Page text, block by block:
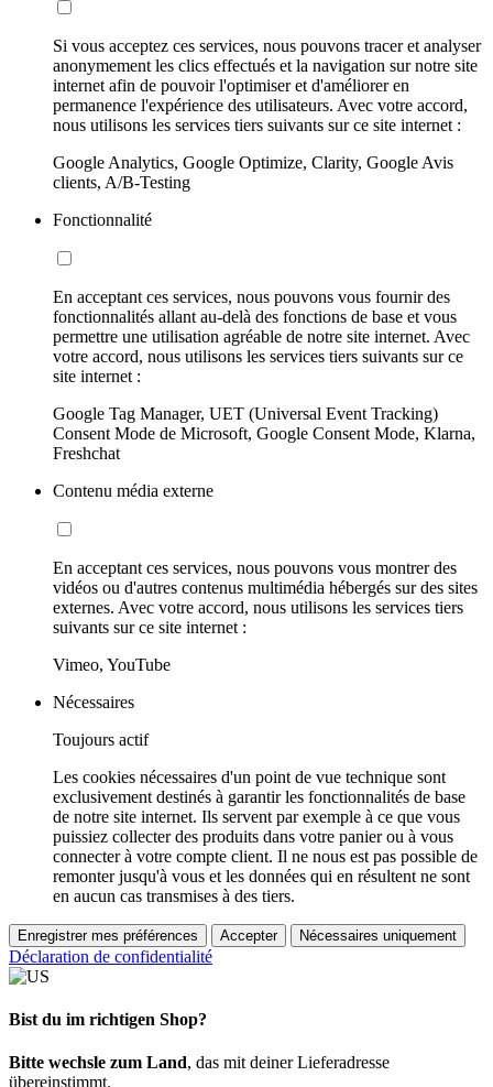
Si vous acceptez ces services, nous pouvons tracer et analyser
anonymement les clics effectués et la navigation sur notre site
internet afin de pouvoir l'optimiser et d'améliorer en
permanence l'expérience des utilisateurs. Avec votre accord,
nous utilisons les services tiers suivants sur ce site internet :
Google Analytics, Google Optimize, Clarity, Google Avis
clients, A/B-Testing
Fonctionnalité
En acceptant ces services, nous pouvons vous fournir des
fonctionnalités allant au-delà des fonctions de base et vous
permettre une utilisation agréable de notre site internet. Avec
votre accord, nous utilisons les services tiers suivants sur ce
site internet :
Google Tag Manager, UET (Universal Event Tracking)
Consent Mode de Microsoft, Google Consent Mode, Klarna,
Freshchat
Contenu média externe
En acceptant ces services, nous pouvons vous montrer des
vidéos ou d'autres contenus multimédia hébergés sur des sites
externes. Avec votre accord, nous utilisons les services tiers
suivants sur ce site internet :
Vimeo, YouTube
Nécessaires
Toujours actif
Les cookies nécessaires d'un point de vue technique sont
exclusivement destinés à garantir les fonctionnalités de base
de notre site internet. Ils servent par exemple à ce que vous
puissiez collecter des produits dans votre panier ou à vous
connecter à votre compte client. Il ne nous est pas possible de
remonter jusqu'à vous et les données qui en résultent ne sont
en aucun cas transmises à des tiers.
Enregistrer mes préférences Accepter Nécessaires uniquement
Déclaration de confidentialité
Bist du im richtigen Shop?
Bitte wechsle zum Land, das mit deiner Lieferadresse
übereinstimmt.